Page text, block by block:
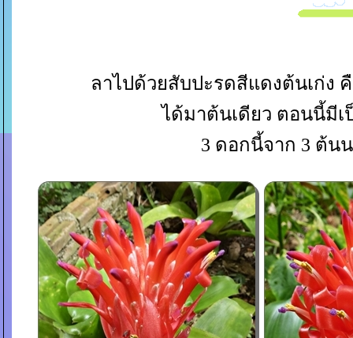
ลาไปด้วยสับปะรดสีแดงต้นเก่ง
ได้มาต้นเดียว ตอนนี้มี
3 ดอกนี้จาก 3 ต้น